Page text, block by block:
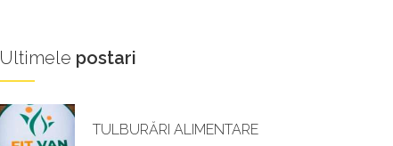
Ultimele postari
TULBURĂRI ALIMENTARE